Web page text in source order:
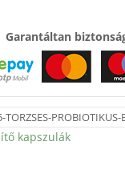
Garantáltan
TORZSES-
kapszulák